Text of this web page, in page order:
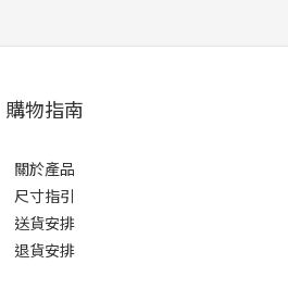
購物指南
關於產品
尺寸指引
送貨安排
退貨安排